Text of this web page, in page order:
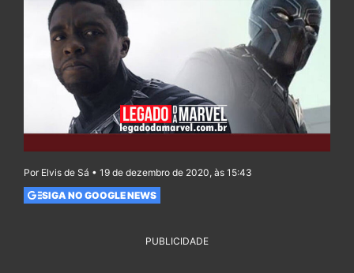
Por Elvis de Sá • 19 de dezembro de 2020, às 15:43
SIGA NO GOOGLE NEWS
PUBLICIDADE